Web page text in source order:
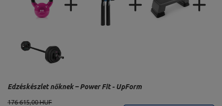
176 615,00 HUF
Edzéskészlet nőknek – Power Fit - UpForm